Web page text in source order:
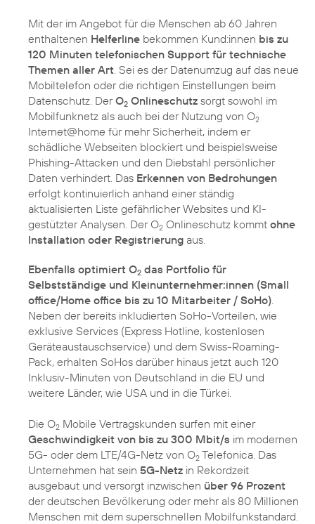
Mit der im Angebot für die Menschen ab 60 Jahren
enthaltenen Helferline bekommen Kund:innen bis zu
120 Minuten telefonischen Support für technische
Themen aller Art . Sei es der Datenumzug auf das neue
Mobiltelefon oder die richtigen Einstellungen beim
Datenschutz. DerO2 Onlineschutz sorgt sowohl im
Mobilfunknetz als auch bei der Nutzung von O2
Internet@home für mehr Sicherheit, indem er
schädliche Webseiten blockiert und beispielsweise
Phishing-Attacken und den Diebstahl persönlicher
Daten verhindert. Das Erkennen von Bedrohungen
erfolgt kontinuierlich anhand einer ständig
aktualisierten Liste gefährlicher Websites und KI-
gestützter Analysen. Der O2 Onlineschutz kommt ohne
Installation oder Registrierung aus.
Ebenfalls optimiert O2 das Portfolio für
Selbstständige und Kleinunternehmer:innen (Small
office/Home office bis zu 10 Mitarbeiter / SoHo)
Neben der bereits inkludierten SoHo-Vorteilen, wie
exklusive Services (Express Hotline, kostenlosen
Geräteaustauschservice) und dem Swiss-Roaming-
Pack, erhalten SoHos darüber hinaus jetzt auch 120
Inklusiv-Minuten von Deutschland in die EU und
weitere Länder, wie USA und in die Türkei.
Die O2 Mobile Vertragskunden surfen mit einer
Geschwindigkeit von bis zu 300 Mbit/s im modernen
5G- oder dem LTE/4G-Netz von O2 Telefonica. Das
Unternehmen hat sein 5G-Netz in Rekordzeit
ausgebaut und versorgt inzwischen über 96 Prozent
der deutschen Bevölkerung oder mehr als 80 Millionen
Menschen mit dem superschnellen Mobilfunkstandard.